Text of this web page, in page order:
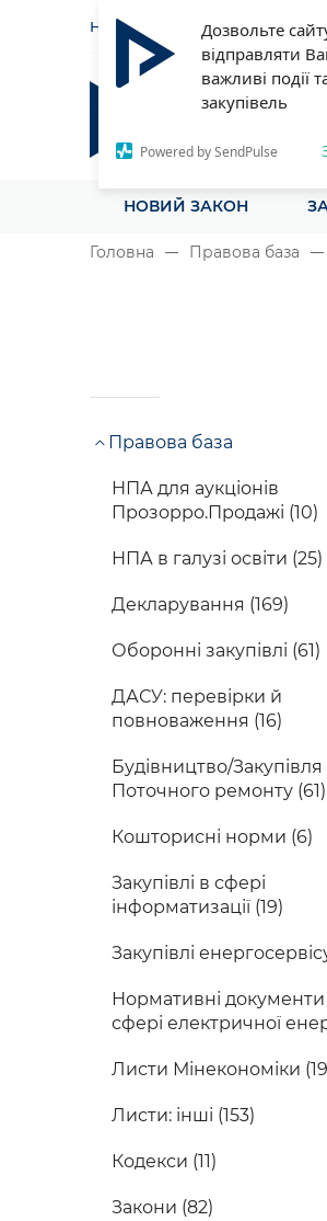
Дозвольте
відправляти
важливі події
закупівель
Powered by SendPulse
НОВИНИ
Радник у
Все для закупівель
НОВИЙ ЗАКОН
Головна Правова база
Правова база
НПА для аукціонів
Прозорро.Продажі (10)
НПА в галузі освіти (25)
Декларування (169)
Оборонні закупівлі (61)
ДАСУ: перевірки й
повноваження (16)
Будівництво/Закупівля
Поточного ремонту (61)
Кошторисні норми (6)
Закупівлі в сфері
інформатизації (19)
Закупівлі
Нормативні документи
сфері електричної
Листи Мінекономіки
Листи: інші (153)
Кодекси (11)
Закони (82)